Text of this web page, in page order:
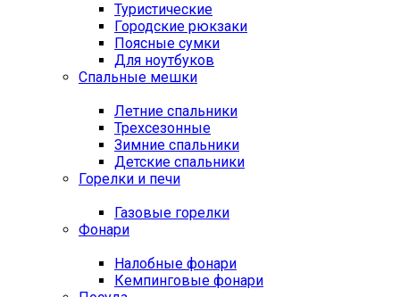
Туристические
Городские рюкзаки
Поясные сумки
Для ноутбуков
Спальные мешки
Летние спальники
Трехсезонные
Зимние спальники
Детские спальники
Горелки и печи
Газовые горелки
Фонари
Налобные фонари
Кемпинговые фонари